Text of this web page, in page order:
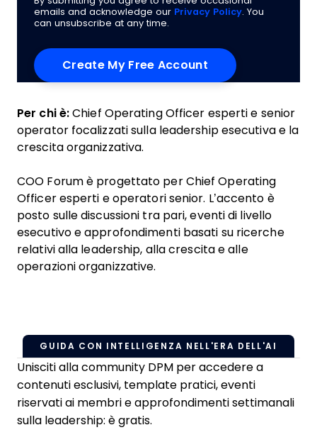
emails and acknowledge our Privacy Policy. You
can unsubscribe at any time.
Per chi è:Chief Operating Officer esperti e senior
operator focalizzati sulla leadership esecutiva e la
crescita organizzativa.
COO Forum è progettato per Chief Operating
Officer esperti e operatori senior. L’accento è
posto sulle discussioni tra pari, eventi di livello
esecutivo e approfondimenti basati su ricerche
relativi alla leadership, alla crescita e alle
operazioni organizzative.
GUIDA CON INTELLIGENZA NELL'ERA DELL'AI
Unisciti alla community DPM per accedere a
contenuti esclusivi, template pratici, eventi
riservati ai membri e approfondimenti settimanali
sulla leadership: è gratis.